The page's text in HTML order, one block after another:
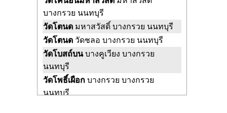
บางกรวย นนทบุรี
วัดโตนด มหาสวัสดิ์ บางกรวย นนทบุรี
วัดโตนด วัดชลอ บางกรวย นนทบุรี
วัดโบสถ์บนบางคูเวียง บางกรวย
นนทบุรี
วัดโพธิ์เผือกบางกรวย บางกรวย
นนทบุรี